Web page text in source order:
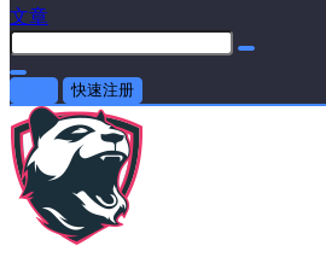
文章
快速注册